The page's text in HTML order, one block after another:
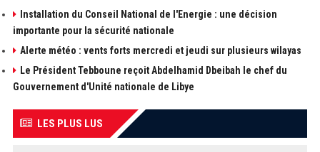
Installation du Conseil National de l'Energie : une décision
importante pour la sécurité nationale
Alerte météo : vents forts mercredi et jeudi sur plusieurs wilayas
Le Président Tebboune reçoit Abdelhamid Dbeibah le chef du
Gouvernement d'Unité nationale de Libye
LES PLUS LUS